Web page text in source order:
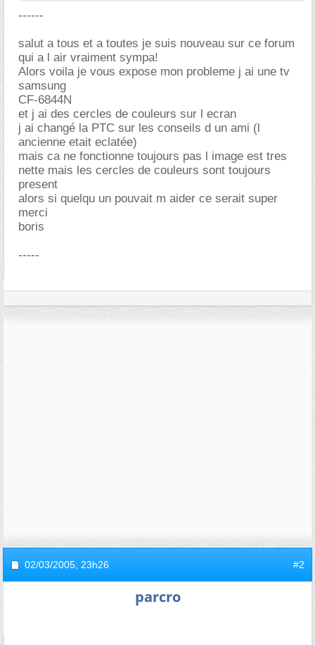
------
salut a tous et a toutes je suis nouveau sur ce forum
qui a l air vraiment sympa!
Alors voila je vous expose mon probleme j ai une tv
samsung
CF-6844N
et j ai des cercles de couleurs sur l ecran
j ai changé la PTC sur les conseils d un ami (l
ancienne etait eclatée)
mais ca ne fonctionne toujours pas l image est tres
nette mais les cercles de couleurs sont toujours
present
alors si quelqu un pouvait m aider ce serait super
merci
boris
-----
02/03/2005, 23h26 #2
parcro